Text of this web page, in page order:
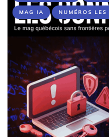
MAG IA NUMÉROS LES